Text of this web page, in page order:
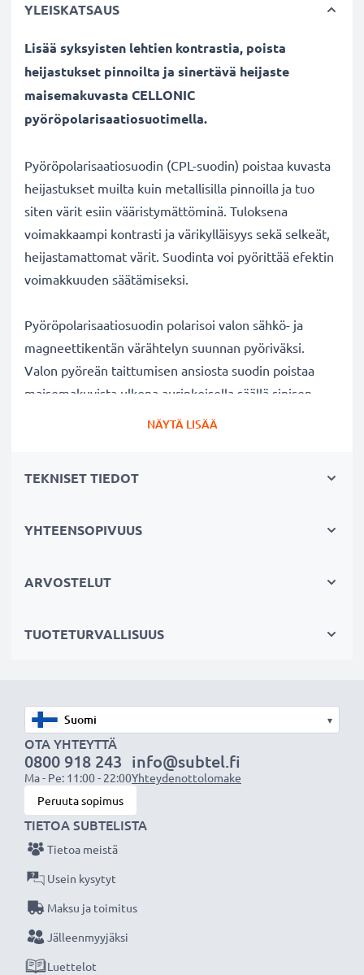
YLEISKATSAUS
Lisää syksyisten lehtien kontrastia, poista
heijastukset pinnoilta ja sinertävä heijaste
maisemakuvasta CELLONIC
pyöröpolarisaatiosuotimella.
Pyöröpolarisaatiosuodin (CPL-suodin) poistaa kuvasta
heijastukset muilta kuin metallisilla pinnoilla ja tuo
siten värit esiin vääristymättöminä. Tuloksena
voimakkaampi kontrasti ja värikylläisyys sekä selkeät,
heijastamattomat värit. Suodinta voi pyörittää efektin
voimakkuuden säätämiseksi.
Pyöröpolarisaatiosuodin polarisoi valon sähkö- ja
magneettikentän värähtelyn suunnan pyöriväksi.
Valon pyöreän taittumisen ansiosta suodin poistaa
maisemakuvista ulkona aurinkoisella säällä sinisen
usvan. Lisäksi polarisaatiosuotimella voi kuvata
✔ Poistaa heijastukset ei-metallisilta pinnoilta (esim.
✔ Lisää värikylläisyyttä ja kontrastia ja tuo esiin
✔ Tekee sateenkaaren värit näkyvämmiksi
✔ Saa taivaan näyttämään sinisemmältä ja pilvet
valkoisemmilta
✔ Vähentää sinistä usvaa maisemakuvissa ja
teleobjektiivilla kuvattaessa
Laadukas, moninkertaisesti pinnoitettu lasi ja
säädettävä polarisaatio
✔ Värineutraali lasi heijastamattomalla pinnoitteella
halutun valon taittumisen saamiseksi
NÄYTÄ LISÄÄ
TEKNISET TIEDOT
YHTEENSOPIVUUS
ARVOSTELUT
TUOTETURVALLISUUS
▾
OTA YHTEYTTÄ
0800 918 243
Ma - Pe: 11:00 - 22:00
info@subtel.fi
Yhteydenottolomake
Peruuta sopimus
TIETOA SUBTELISTA
Tietoa meistä
Usein kysytyt
Maksu ja toimitus
Jälleenmyyjäksi
Luettelot